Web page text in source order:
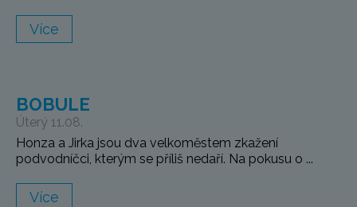
Více
BOBULE
Úterý 11.08.
Honza a Jirka jsou dva velkoměstem zkažení
podvodníčci, kterým se příliš nedaří. Na pokusu o ...
Více